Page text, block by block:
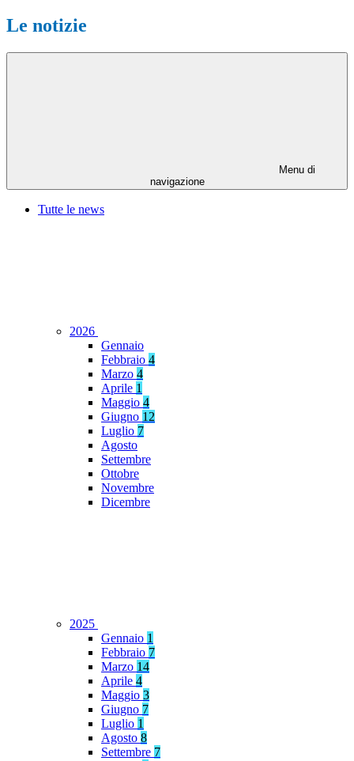
Le notizie
Menu di
navigazione
Tutte le news
2026
Gennaio
Febbraio 4
Marzo 4
Aprile 1
Maggio 4
Giugno 12
Luglio 7
Agosto
Settembre
Ottobre
Novembre
Dicembre
2025
Gennaio 1
Febbraio 7
Marzo 14
Aprile 4
Maggio 3
Giugno 7
Luglio 1
Agosto 8
Settembre 7